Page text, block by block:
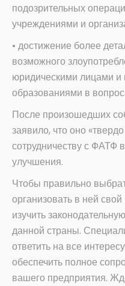
подозрительных
учреждениями и
• достижение более
возможного
юридическими лицами и
образованиями в
После произошедших
заявило, что оно
сотрудничеству с ФАТФ
улучшения.
Чтобы правильно
организовать в ней
изучить
данной страны.
ответить на все
обеспечить полное
вашего предприятия.